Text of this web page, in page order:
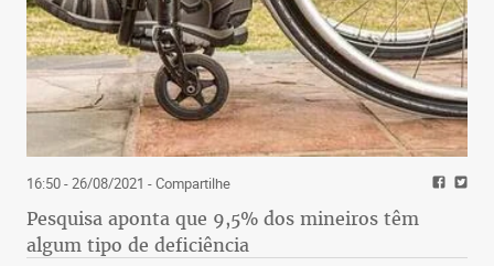
16:50 - 26/08/2021 - Compartilhe
Pesquisa aponta que 9,5% dos mineiros têm
algum tipo de deficiência